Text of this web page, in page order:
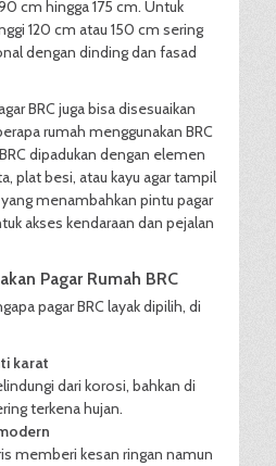
cm hingga 175 cm. Untuk
120 cm atau 150 cm sering
dengan dinding dan fasad
BRC juga bisa disesuaikan
rumah menggunakan BRC
dipadukan dengan elemen
plat besi, atau kayu agar tampil
menambahkan pintu pagar
akses kendaraan dan pejalan
Pagar Rumah BRC
pagar BRC layak dipilih, di
karat
dari korosi, bahkan di
terkena hujan.
memberi kesan ringan namun